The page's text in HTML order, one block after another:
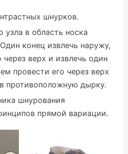
шнурков.
узла в область носка
конец извлечь наружу,
через верх и извлечь один
провести его через верх
противоположную дырку.
шнурования
прямой вариации.